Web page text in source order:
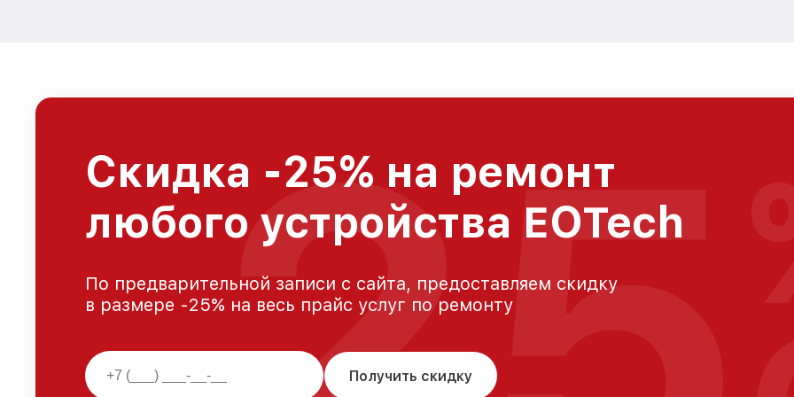
Скидка -25% на ремонт
любого устройства EOTech
По предварительной записи с сайта, предоставляем скидку
в размере -25% на весь прайс услуг по ремонту
Получить скидку